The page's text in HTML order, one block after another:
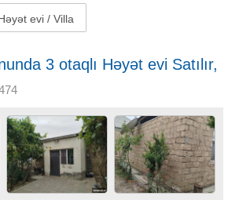
evi / Villa
3 otaqlı Həyət evi Satılır,